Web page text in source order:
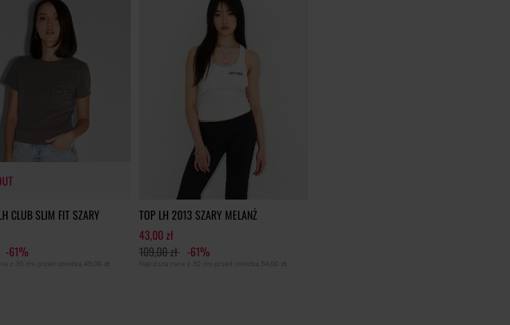
CLUB SLIM FIT SZARY
-61%
z 30 dni przed obniżką 49,00 zł
TOP LH 2013 SZARY MELANŻ
43,00 zł
109,00 zł -61%
Najniższa cena z 30 dni przed obniżką 54,00 zł